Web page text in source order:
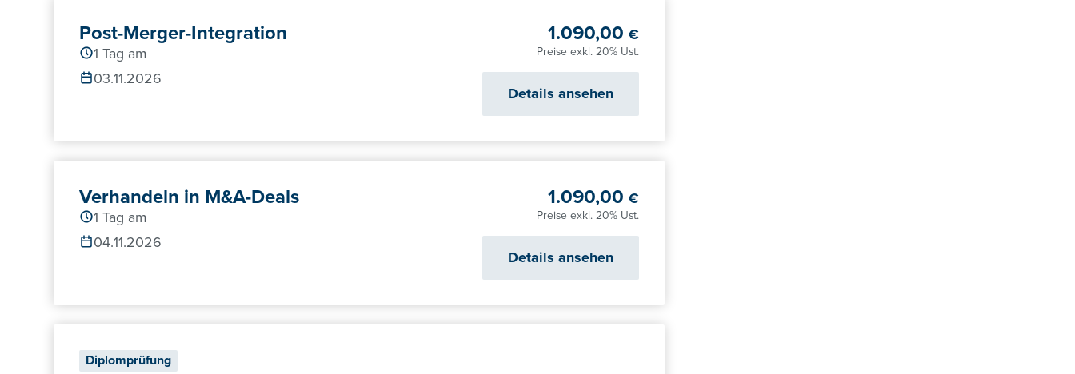
Post-Merger-Integration
1 Tag am
03.11.2026
1.090,00 €
Preise exkl. 20% Ust.
Details ansehen
Verhandeln in M&A-Deals
1 Tag am
04.11.2026
1.090,00 €
Preise exkl. 20% Ust.
Details ansehen
Diplomprüfung